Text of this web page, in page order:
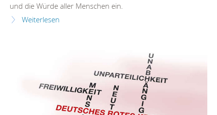
und die Würde aller Menschen ein.
Weiterlesen